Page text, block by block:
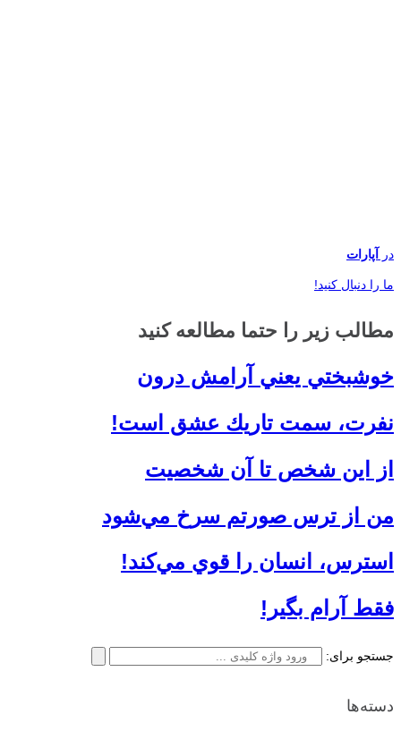
در آپارات
ما را دنبال کنید!
مطالب زیر را حتما مطالعه کنید
خوشبختي يعني آرامش درون
نفرت، سمت تاريك عشق است!
از این شخص تا آن شخصیت
من از ترس صورتم سرخ مي‌شود
استرس، انسان را قوي‌ مي‌كند!
فقط آرام بگير!
جستجو برای:
دسته‌ها